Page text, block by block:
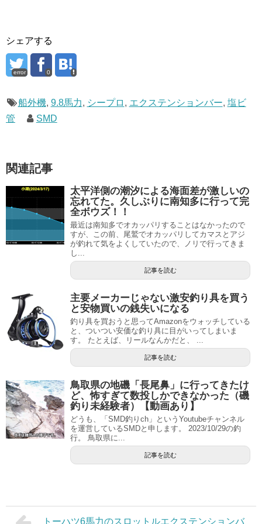
シェアする
error 0
船外機, 9.8馬力, シープロ , エクステンションバー, 塩ビ
管
SMD
関連記事
太平洋側の潮汐による海面差が激しいの
忘れてた。久しぶりに南知多に行って完
全ボウズ！！
最近は南知多でオカッパリすることはなかったので
すが、この前、尾鷲でオカッパリしてカマスとアジ
が釣れて気をよくしていたので、ノリで行ってきま
し...
記事を読む
主要メーカーじゃない激安釣り具を買う
と安物買いの銭失いになる
釣り具を買おうと思ってAmazonをウォッチしている
と、ついつい安価な釣り具に目がいってしまいま
す。 たとえば、リールなんかだと、 ...
記事を読む
鳥取県の地磯「長尾鼻」に行ってきたけ
ど、怖すぎて数投しかできなかった（磯
釣り未経験者）【動画あり】
どうも、「SMD釣りch」というYoutubeチャンネル
を運営しているSMDと申します。 2023/10/29の釣
行。 鳥取県に...
記事を読む
トーハツ6馬力のスロットルエクステンションバ